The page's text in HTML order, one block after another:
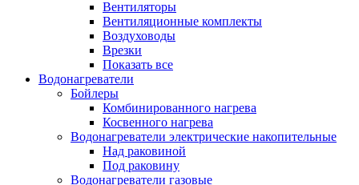
Вентиляторы
Вентиляционные комплекты
Воздуховоды
Врезки
Показать все
Водонагреватели
Бойлеры
Комбинированного нагрева
Косвенного нагрева
Водонагреватели электрические накопительные
Над раковиной
Под раковину
Водонагреватели газовые